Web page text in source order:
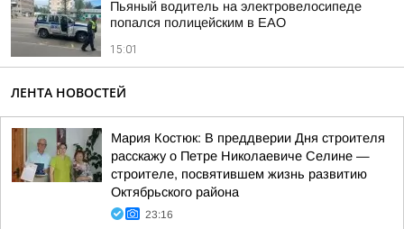
Пьяный водитель на электровелосипеде
попался полицейским в ЕАО
15:01
ЛЕНТА НОВОСТЕЙ
Мария Костюк: В преддверии Дня строителя
расскажу о Петре Николаевиче Селине —
строителе, посвятившем жизнь развитию
Октябрьского района
23:16